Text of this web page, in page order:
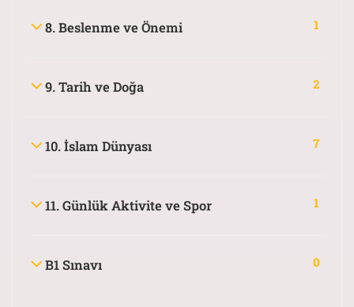
8. Beslenme ve Önemi 1
9. Tarih ve Doğa 2
10. İslam Dünyası 7
11. Günlük Aktivite ve Spor 1
B1 Sınavı 0